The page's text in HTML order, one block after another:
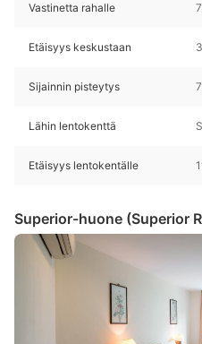
Vastinetta rahalle
Etäisyys keskustaan
Sijainnin pisteytys
Lähin lentokenttä
Etäisyys lentokentälle
Superior-huone (Superior